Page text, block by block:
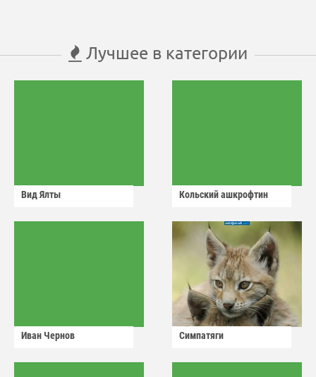
Лучшее в категории
Вид Ялты Кольский ашкрофтин
Иван Чернов Симпатяги